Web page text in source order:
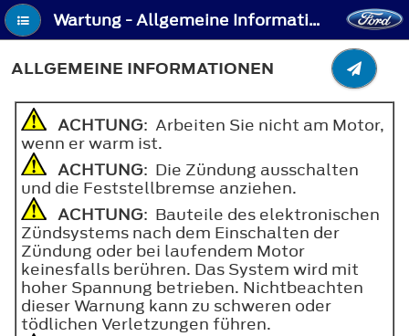
Wartung - Allgemeine Informationen
ALLGEMEINE INFORMATIONEN
ACHTUNG: Arbeiten Sie nicht am Motor,
wenn er warm ist.
ACHTUNG: Die Zündung ausschalten
und die Feststellbremse anziehen.
ACHTUNG: Bauteile des elektronischen
Zündsystems nach dem Einschalten der
Zündung oder bei laufendem Motor
keinesfalls berühren. Das System wird mit
hoher Spannung betrieben. Nichtbeachten
dieser Warnung kann zu schweren oder
tödlichen Verletzungen führen.